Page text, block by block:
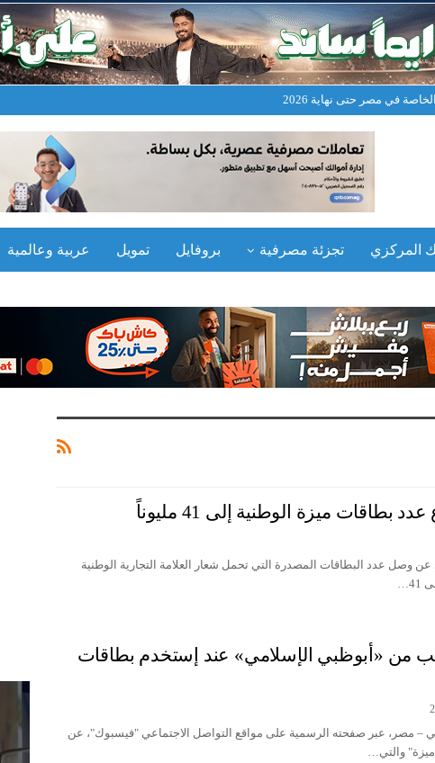
في مصر حتى نهاية 2026
المركزي تجزئة مصرفية بروفايل تمويل عربية وعالمية
بطاقات ميزة الوطنية إلى 41 مليوناً
وصل عدد البطاقات المصدرة التي تحمل شعار العلامة التجارية الوطنية
من «أبوظبي الإسلامي» عند إستخدم بطاقات
– مصر، عبر صفحته الرسمية على مواقع التواصل الاجتماعي "فيسبوك"، عن
والتي…